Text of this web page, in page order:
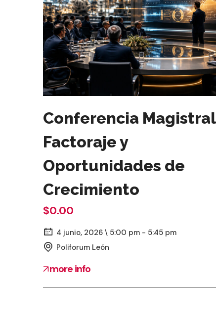
Conferencia Magistral
Factoraje y
Oportunidades de
Crecimiento
$0.00
4 junio, 2026 \ 5:00 pm - 5:45 pm
Poliforum León
more info